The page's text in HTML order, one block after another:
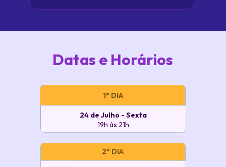
1° DIA
24 de Julho - Sexta
19h às 21h
Datas e Horários
2° DIA